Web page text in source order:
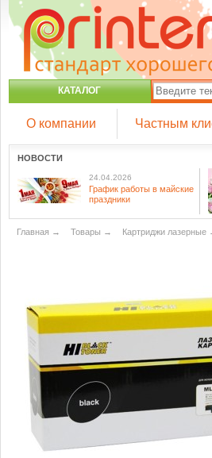
КАТАЛОГ
О компании Частным
НОВОСТИ
24.04.2026
График работы в майские
праздники
Главная → Товары → Картриджи лазерные